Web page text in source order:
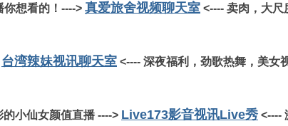
想看的！----> 真爱旅舍视频聊天室 <---- 卖肉，大
台湾辣妹视讯聊天室 <---- 深夜福利，劲歌热舞，美女
小仙女颜值直播 ----> Live173影音视讯Live秀 <----